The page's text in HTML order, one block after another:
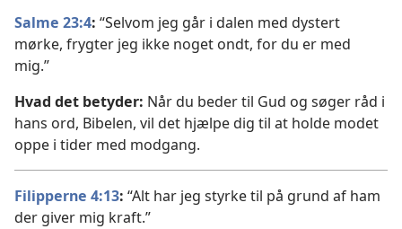
Salme 23:4: “Selvom jeg går i dalen med dystert
mørke, frygter jeg ikke noget ondt, for du er med
mig.”
Hvad det betyder: Når du beder til Gud og søger råd i
hans ord, Bibelen, vil det hjælpe dig til at holde modet
oppe i tider med modgang.
Filipperne 4:13: “Alt har jeg styrke til på grund af ham
der giver mig kraft.”